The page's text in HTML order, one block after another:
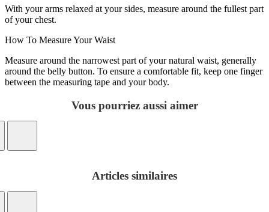
With your arms relaxed at your sides, measure around the fullest part
of your chest.
How To Measure Your Waist
Measure around the narrowest part of your natural waist, generally
around the belly button. To ensure a comfortable fit, keep one finger
between the measuring tape and your body.
Vous pourriez aussi aimer
Articles similaires